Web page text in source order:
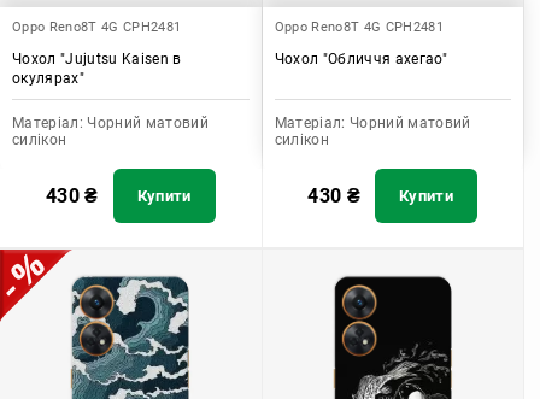
Oppo Reno8T 4G CPH2481
Чохол "Jujutsu Kaisen в
окулярах"
Матеріал: Чорний матовий
силікон
430₴ Купити
Oppo Reno8T 4G CPH2481
Чохол "Обличчя ахегао"
Матеріал: Чорний матовий
силікон
430 ₴ Купити